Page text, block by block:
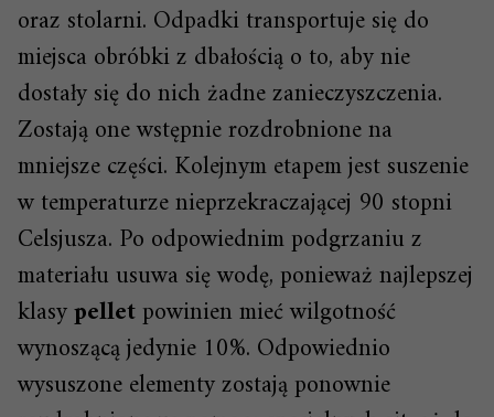
oraz stolarni. Odpadki transportuje się do
miejsca obróbki z dbałością o to, aby nie
dostały się do nich żadne zanieczyszczenia.
Zostają one wstępnie rozdrobnione na
mniejsze części. Kolejnym etapem jest suszenie
w temperaturze nieprzekraczającej 90 stopni
Celsjusza. Po odpowiednim podgrzaniu z
materiału usuwa się wodę, ponieważ najlepszej
klasypelletpowinien mieć wilgotność
wynoszącą jedynie 10%. Odpowiednio
wysuszone elementy zostają ponownie